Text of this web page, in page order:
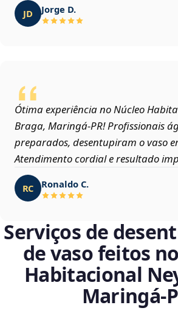
JD Jorge D.
Ótima experiência no Núcleo
Braga, Maringá‑PR! Profissionais
preparados, desentupiram o vaso
Atendimento cordial e resultado
RC Ronaldo C.
Serviços de
de vaso feitos
Habitacional